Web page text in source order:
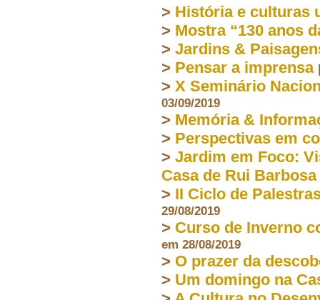
> História e culturas
> Mostra “130 anos
> Jardins &
> Pensar a imprensa
> X Seminário
03/09/2019
> Memória &
> Perspectivas em
> Jardim em Foco:
Casa de Rui Barbosa
> II Ciclo de
29/08/2019
> Curso de Inverno
em 28/08/2019
> O prazer da
> Um domingo na